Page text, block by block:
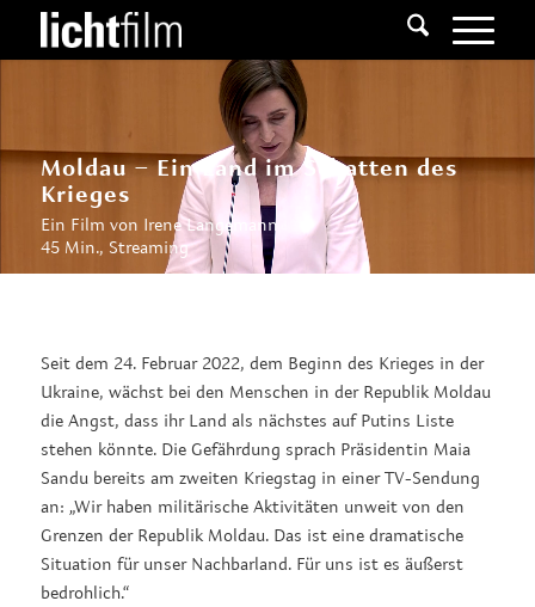
Moldau – Ein Land im Schatten des
Krieges
Ein Film von Irene Langemann
45 Min., Streaming
Seit dem 24. Februar 2022, dem Beginn des Krieges in der
Ukraine, wächst bei den Menschen in der Republik Moldau
die Angst, dass ihr Land als nächstes auf Putins Liste
stehen könnte. Die Gefährdung sprach Präsidentin Maia
Sandu bereits am zweiten Kriegstag in einer TV-Sendung
an: „Wir haben militärische Aktivitäten unweit von den
Grenzen der Republik Moldau. Das ist eine dramatische
Situation für unser Nachbarland. Für uns ist es äußerst
bedrohlich.“